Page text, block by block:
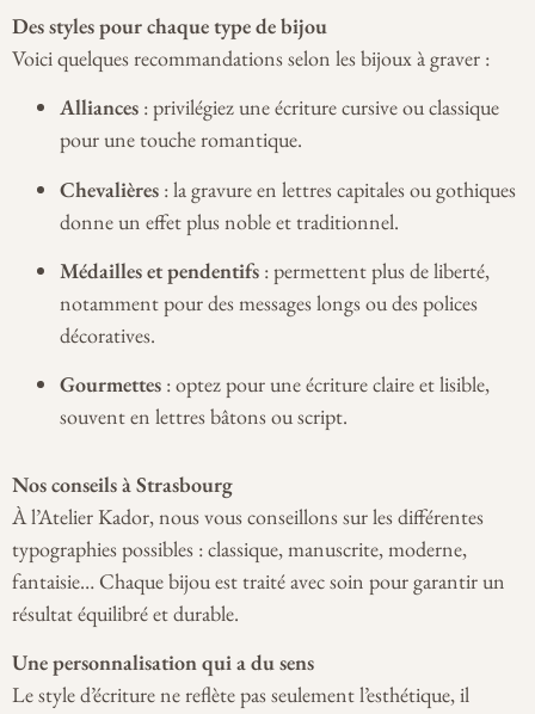
Des styles pour chaque type de bijou
Voici quelques recommandations selon les bijoux à graver :
Alliances : privilégiez une écriture cursive ou classique
pour une touche romantique.
Chevalières : la gravure en lettres capitales ou gothiques
donne un effet plus noble et traditionnel.
Médailles et pendentifs : permettent plus de liberté,
notamment pour des messages longs ou des polices
décoratives.
Gourmettes : optez pour une écriture claire et lisible,
souvent en lettres bâtons ou script.
Nos conseils à Strasbourg
À l’Atelier Kador, nous vous conseillons sur les différentes
typographies possibles : classique, manuscrite, moderne,
fantaisie… Chaque bijou est traité avec soin pour garantir un
résultat équilibré et durable.
Une personnalisation qui a du sens
Le style d’écriture ne reflète pas seulement l’esthétique, il